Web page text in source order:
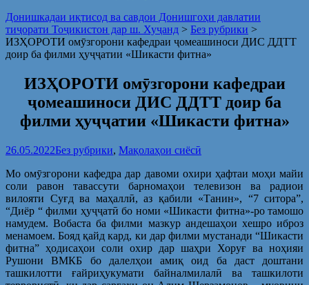
Донишкадаи иқтисод ва савдои Донишгоҳи давлатии
тиҷорати Тоҷикистон дар ш. Хуҷанд > Без рубрики >
ИЗҲОРОТИ омӯзгорони кафедраи ҷомеашиноси ДИС ДДТТ
доир ба филми ҳуҷҷатии «Шикасти фитна»
ИЗҲОРОТИ омӯзгорони кафедраи
ҷомеашиноси ДИС ДДТТ доир ба
филми ҳуҷҷатии «Шикасти фитна»
26.05.2022Без рубрики, Мақолаҳои сиёсӣ
Мо омӯзгорони кафедра дар давоми охири ҳафтаи моҳи майи
соли равон тавассути барномаҳои телевизон ва радиои
вилояти Суғд ва маҳаллӣ, аз қабили «Танин», “7 ситора”,
“Диёр “ филми ҳуҷҷатӣ бо номи «Шикасти фитна»-ро тамошо
намудем. Вобаста ба филми мазкур андешаҳои хешро иброз
менамоем. Бояд қайд кард, ки дар филми мустанади “Шикасти
фитна” ҳодисаҳои соли охир дар шаҳри Хоруғ ва ноҳияи
Рушони ВМКБ бо далелҳои амиқ оид ба даст доштани
ташкилотти ғайриҳукумати байналмилалӣ ва ташкилоти